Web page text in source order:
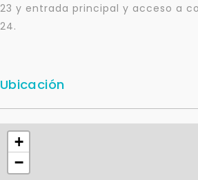
23 y entrada principal y acceso a
24.
Ubicación
+
−